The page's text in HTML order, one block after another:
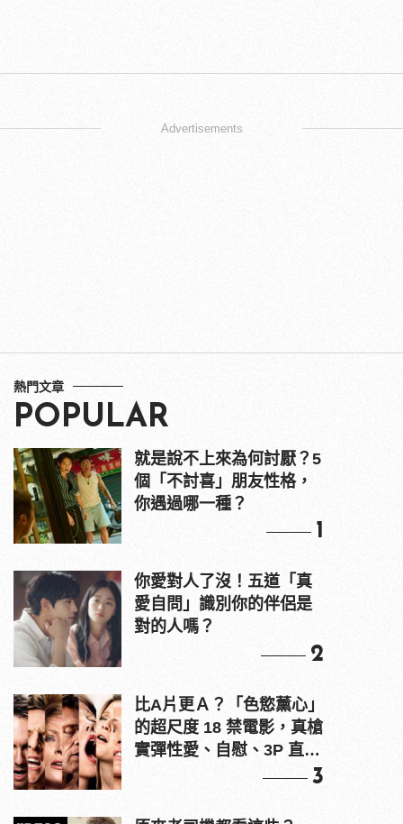
Advertisements
熱門文章
POPULAR
就是說不上來為何討厭？5
個「不討喜」朋友性格，
你遇過哪一種？
1
你愛對人了沒！五道「真
愛自問」識別你的伴侶是
對的人嗎？
2
比A片更Ａ？「色慾薰心」
的超尺度 18 禁電影，真槍
實彈性愛、自慰、3P 直接
3